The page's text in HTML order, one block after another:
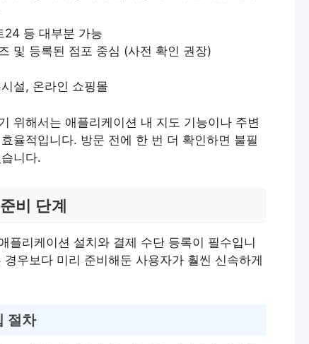
24 등 대부분 가능
및 등록된 점포 중심 (사전 확인 권장)
설, 온라인 쇼핑몰
위해서는 애플리케이션 내 지도 기능이나 주변
율적입니다. 방문 전에 한 번 더 확인하면 불필
니다.
비 단계
플리케이션 설치와 결제 수단 등록이 필수입니
우보다 미리 준비해둔 사용자가 훨씬 신속하게
절차